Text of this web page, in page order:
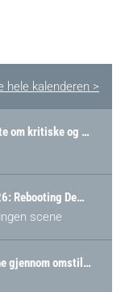
hele kalenderen >
Arendalsuka: Alt du trenger å vite om kritiske og strategiske verdikjeder i Norge
Arendalsuka Global Outlook 2026: Rebooting Democracy for a New World Order
scene
Arendalsuka: Kutter vi utslippene gjennom omstilling – eller tap av industri?